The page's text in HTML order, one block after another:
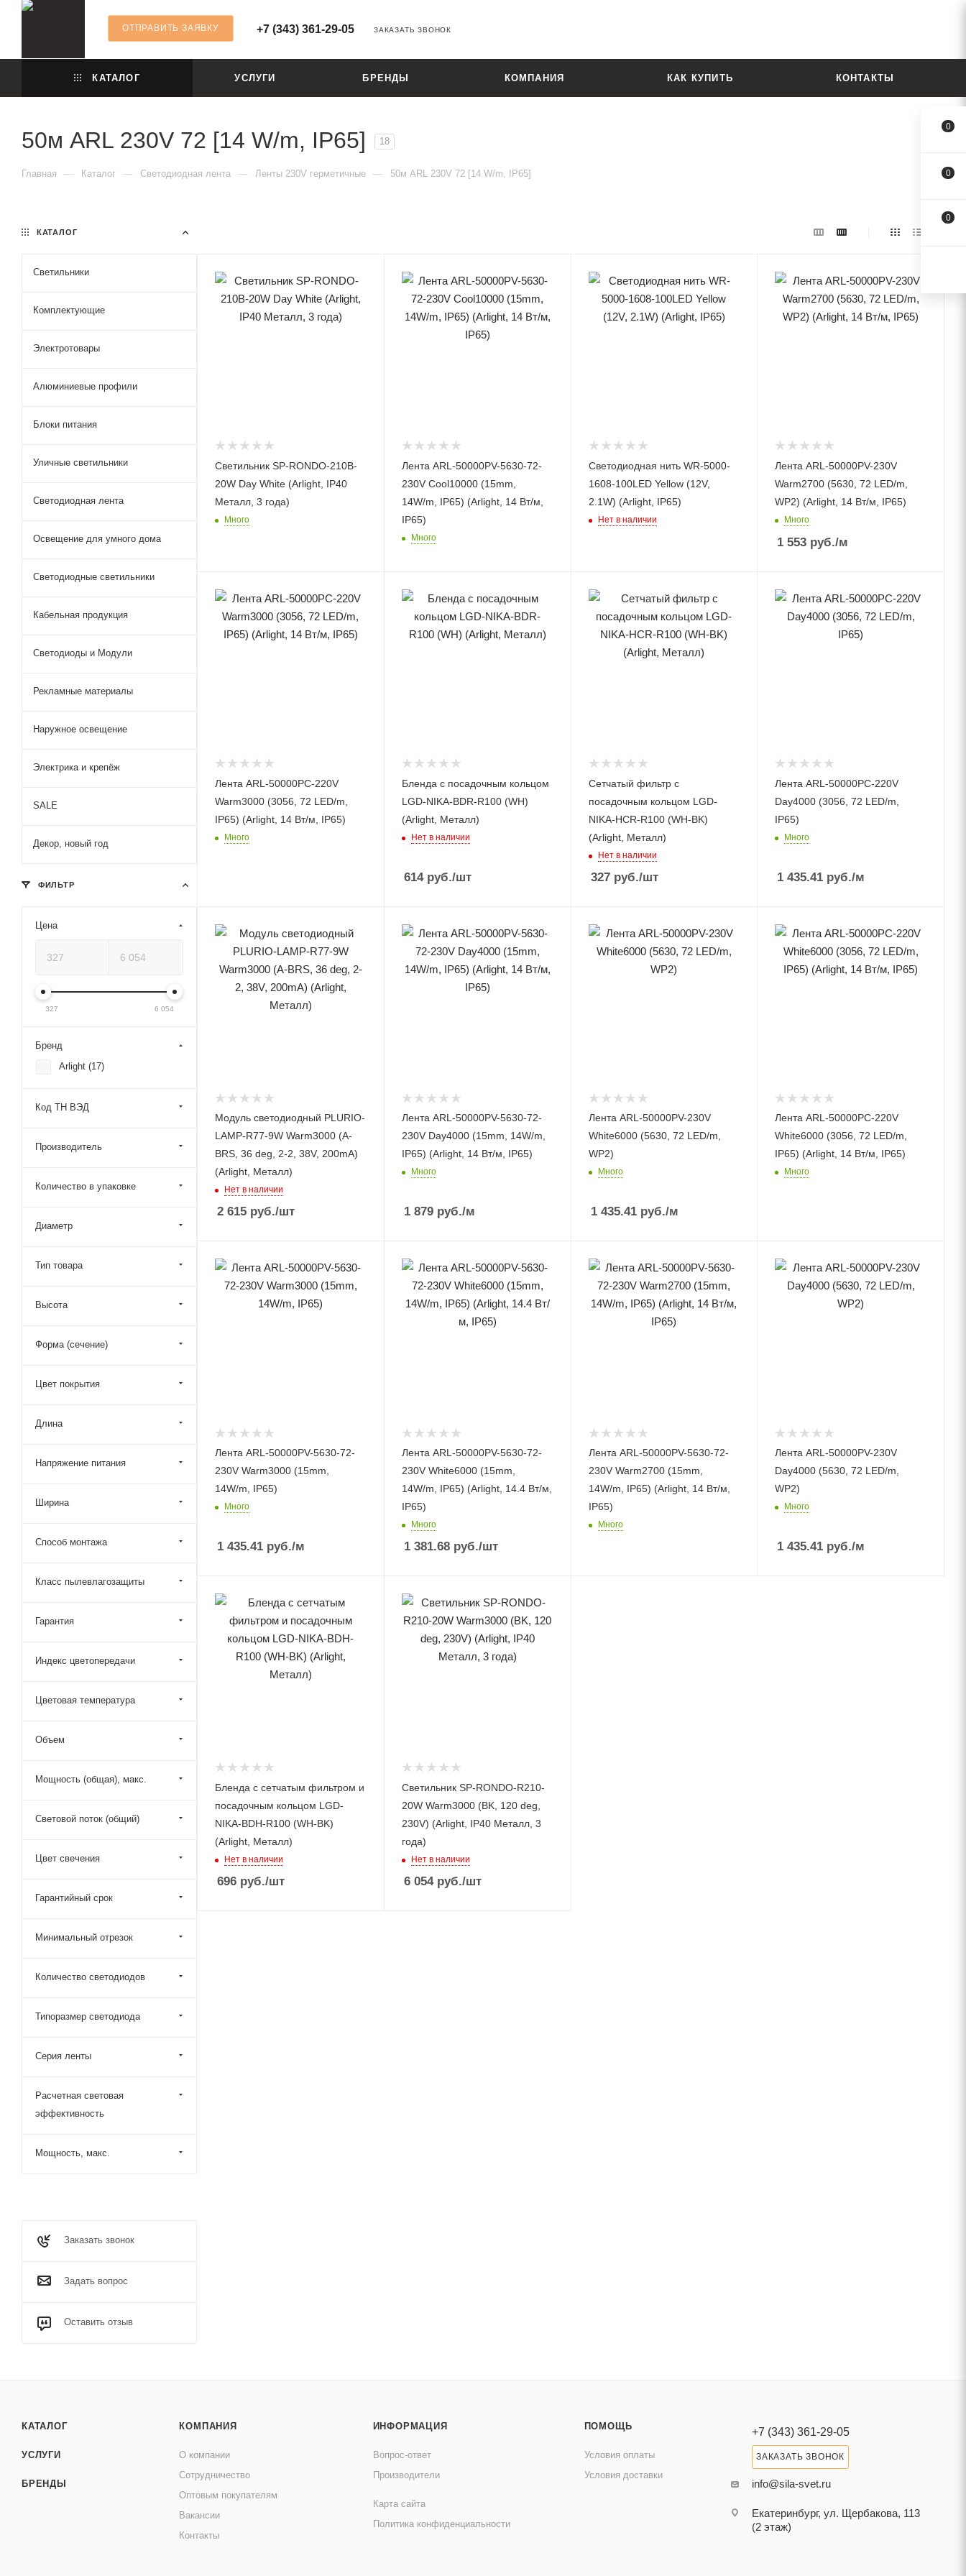
ОТПРАВИТЬ ЗАЯВКУ +7 (343) 361-29-05 ЗАКАЗАТЬ ЗВОНОК
КАТАЛОГ УСЛУГИ БРЕНДЫ КОМПАНИЯ КАК КУПИТЬ КОНТАКТЫ
50м ARL 230V 72 [14 W/m, IP65] 18
Главная — Каталог — Светодиодная лента — Ленты 230V герметичные — 50м ARL 230V 72 [14 W/m, IP65]
Светильник SP-RONDO-210B-
20W Day White (Arlight, IP40
Металл, 3 года)
Много
Лента ARL-50000PV-5630-72-
230V Cool10000 (15mm,
14W/m, IP65) (Arlight, 14 Вт/м,
IP65)
Много
Светодиодная нить WR-5000-
1608-100LED Yellow (12V,
2.1W) (Arlight, IP65)
Нет в наличии
Лента ARL-50000PV-230V
Warm2700 (5630, 72 LED/m,
WP2) (Arlight, 14 Вт/м, IP65)
Много
1 553 руб./м
Лента ARL-50000PC-220V
Warm3000 (3056, 72 LED/m,
IP65) (Arlight, 14 Вт/м, IP65)
Много
Бленда с посадочным кольцом
LGD-NIKA-BDR-R100 (WH)
(Arlight, Металл)
Нет в наличии
614руб./шт
Сетчатый фильтр с
посадочным кольцом LGD-
NIKA-HCR-R100 (WH-BK)
(Arlight, Металл)
Нет в наличии
327руб./шт
Лента ARL-50000PC-220V
Day4000 (3056, 72 LED/m,
IP65)
Много
1 435.41 руб./м
Модуль светодиодный PLURIO-
LAMP-R77-9W Warm3000 (A-
BRS, 36 deg, 2-2, 38V, 200mA)
(Arlight, Металл)
Нет в наличии
2 615 руб./шт
Лента ARL-50000PV-5630-72-
230V Day4000 (15mm, 14W/m,
IP65) (Arlight, 14 Вт/м, IP65)
Много
1 879руб./м
Лента ARL-50000PV-230V
White6000 (5630, 72 LED/m,
WP2)
Много
1 435.41руб./м
Лента ARL-50000PC-220V
White6000 (3056, 72 LED/m,
IP65) (Arlight, 14 Вт/м, IP65)
Много
Лента ARL-50000PV-5630-72-
230V Warm3000 (15mm,
14W/m, IP65)
Много
1 435.41 руб./м
Лента ARL-50000PV-5630-72-
230V White6000 (15mm,
14W/m, IP65) (Arlight, 14.4 Вт/м,
IP65)
Много
1 381.68руб./шт
Лента ARL-50000PV-5630-72-
230V Warm2700 (15mm,
14W/m, IP65) (Arlight, 14 Вт/м,
IP65)
Много
Лента ARL-50000PV-230V
Day4000 (5630, 72 LED/m,
WP2)
Много
1 435.41 руб./м
Бленда с сетчатым фильтром и
посадочным кольцом LGD-
NIKA-BDH-R100 (WH-BK)
(Arlight, Металл)
Нет в наличии
696 руб./шт
Светильник SP-RONDO-R210-
20W Warm3000 (BK, 120 deg,
230V) (Arlight, IP40 Металл, 3
года)
Нет в наличии
6 054руб./шт
КАТАЛОГ
Светильники
Комплектующие
Электротовары
Алюминиевые профили
Блоки питания
Уличные светильники
Светодиодная лента
Освещение для умного дома
Светодиодные светильники
Кабельная продукция
Светодиоды и Модули
Рекламные материалы
Наружное освещение
Электрика и крепёж
SALE
Декор, новый год
ФИЛЬТР
Цена
327 6 054
Бренд
Arlight (17)
Код ТН ВЭД
Производитель
Количество в упаковке
Диаметр
Тип товара
Высота
Форма (сечение)
Цвет покрытия
Длина
Напряжение питания
Ширина
Способ монтажа
Класс пылевлагозащиты
Гарантия
Индекс цветопередачи
Цветовая температура
Объем
Мощность (общая), макс.
Световой поток (общий)
Цвет свечения
Гарантийный срок
Минимальный отрезок
Количество светодиодов
Типоразмер светодиода
Серия ленты
Расчетная световая
эффективность
Мощность, макс.
Заказать звонок
Задать вопрос
Оставить отзыв
КАТАЛОГ
УСЛУГИ
БРЕНДЫ
КОМПАНИЯ
О компании
Сотрудничество
Оптовым покупателям
Вакансии
Контакты
ИНФОРМАЦИЯ
Вопрос-ответ
Производители
Карта сайта
Политика конфиденциальности
ПОМОЩЬ
Условия оплаты
Условия доставки
+7 (343) 361-29-05
ЗАКАЗАТЬ ЗВОНОК
info@sila-svet.ru
Екатеринбург, ул. Щербакова, 113
(2 этаж)
0
0
0